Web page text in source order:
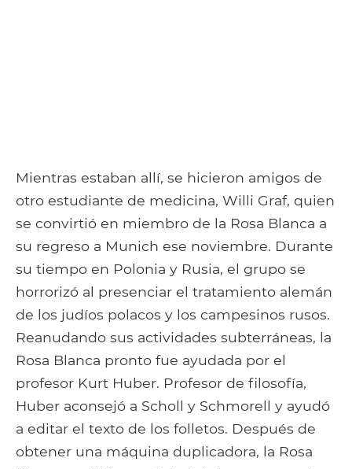
Mientras estaban allí, se hicieron amigos de
otro estudiante de medicina, Willi Graf, quien
se convirtió en miembro de la Rosa Blanca a
su regreso a Munich ese noviembre. Durante
su tiempo en Polonia y Rusia, el grupo se
horrorizó al presenciar el tratamiento alemán
de los judíos polacos y los campesinos rusos.
Reanudando sus actividades subterráneas, la
Rosa Blanca pronto fue ayudada por el
profesor Kurt Huber. Profesor de filosofía,
Huber aconsejó a Scholl y Schmorell y ayudó
a editar el texto de los folletos. Después de
obtener una máquina duplicadora, la Rosa